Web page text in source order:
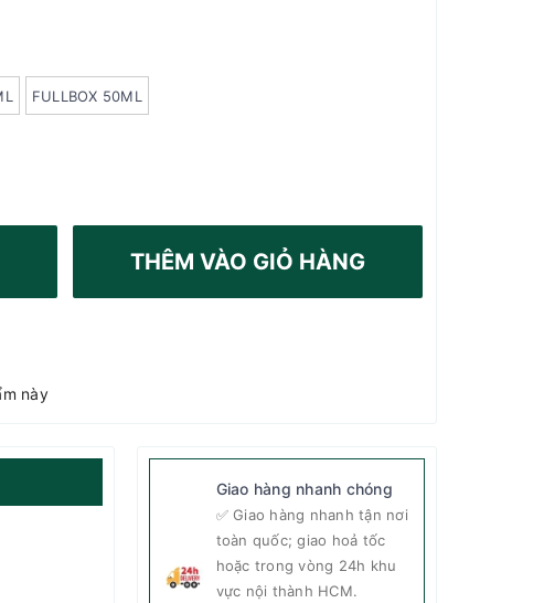
FULLBOX 50ML
THÊM VÀO GIỎ HÀNG
này
Giao hàng nhanh chóng
✅ Giao hàng nhanh tận nơi
toàn quốc; giao hoả tốc
hoặc trong vòng 24h khu
vực nội thành HCM.